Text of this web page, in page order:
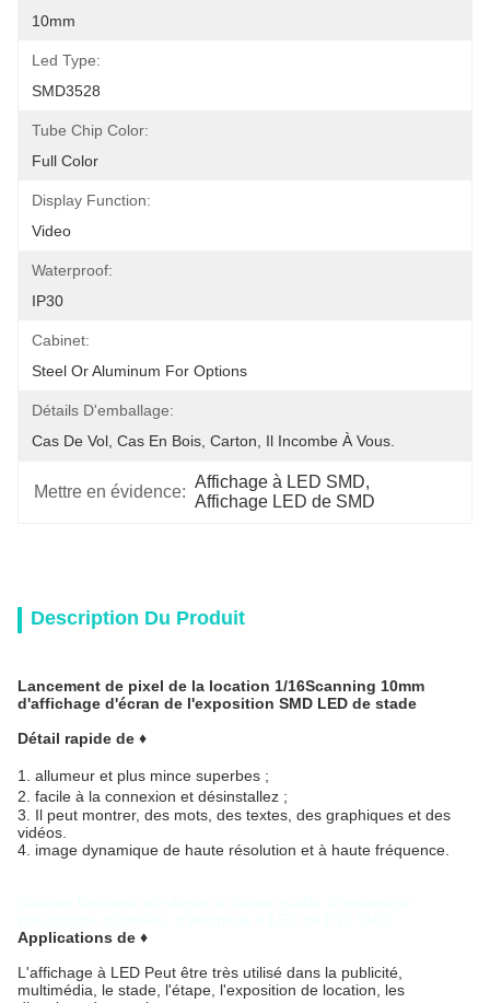
10mm
Led Type:
SMD3528
Tube Chip Color:
Full Color
Display Function:
Video
Waterproof:
IP30
Cabinet:
Steel Or Aluminum For Options
Détails D'emballage:
Cas De Vol, Cas En Bois, Carton, Il Incombe À Vous.
Mettre en évidence:
Affichage à LED SMD,
Affichage LED de SMD
Description Du Produit
Lancement de pixel de la location 1/16Scanning 10mm
d'affichage d'écran de l'exposition SMD LED de stade
Détail rapide de ♦
1. allumeur et plus mince superbes ;
2. facile à la connexion et désinstallez ;
3. Il peut montrer, des mots, des textes, des graphiques et des
vidéos.
4. image dynamique de haute résolution et à haute fréquence.
Applications de ♦
L'affichage à LED Peut être très utilisé dans la publicité,
multimédia, le stade, l'étape, l'exposition de location, les